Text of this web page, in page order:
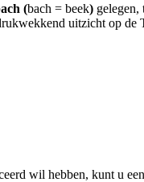
(bach = beek) gelegen,
uitzicht op de
wil hebben, kunt u